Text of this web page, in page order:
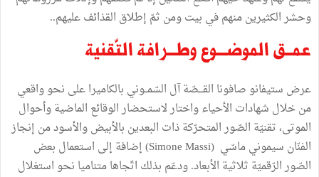
وحشر الكثيرين منهم في بيت ومن ثمّ إطلاق القذائف عليهم..
عمــق الموضـــوع وطـــرافة التّقنية
عرض ستيفانو صافونا القـــصّة آل السّمــوني بالكاميرا على نحو واقعي
من خلال شهادات الأحياء واختار لاستحضار الوقائع الماضية وأحوال
الموتى، تقنيّة الصّور المتحرّكة ذات البعدين بالأبيض والأسود من إنجاز
الفنّان سيموني ماسّي (Simone Massi) إضافة إلى استعمال بعض
الصّور الرّقميّة ثلاثية الأبعاد. ودعّم بذلك اتّجاها متناميا نحو استغلال